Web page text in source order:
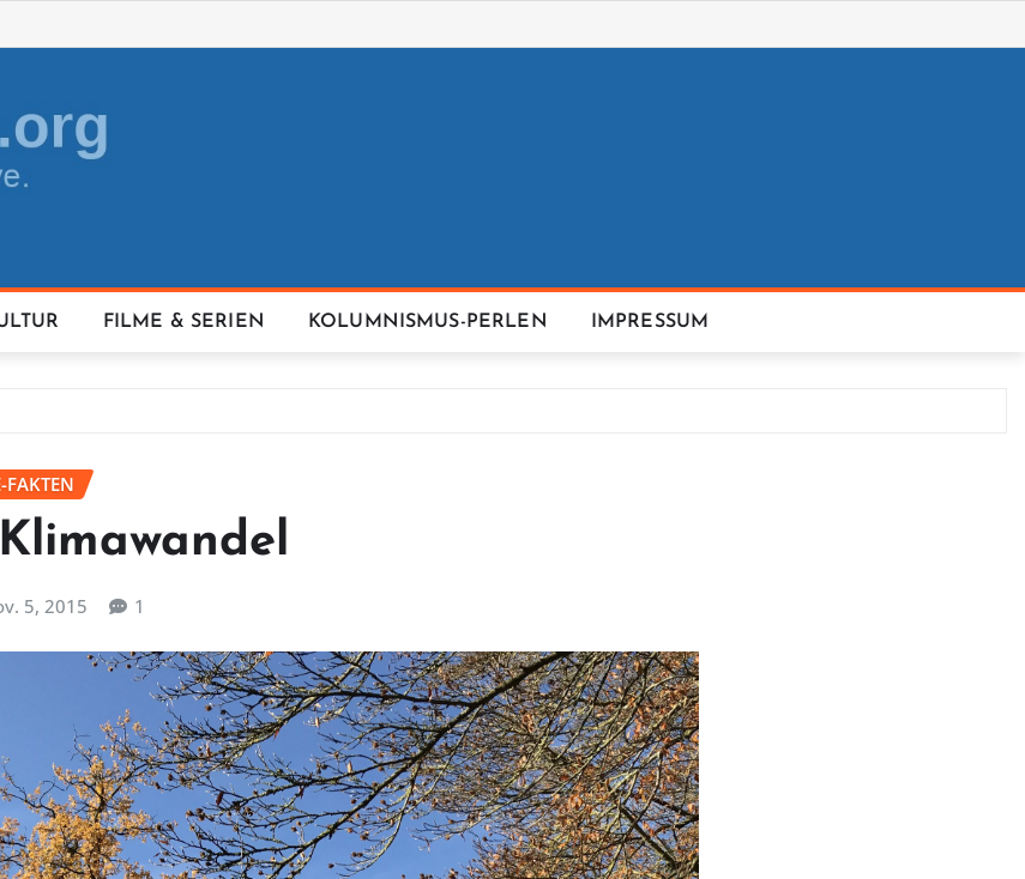
FILME & SERIEN KOLUMNISMUS-PERLEN IMPRESSUM
FAKTEN
5, 2015 1